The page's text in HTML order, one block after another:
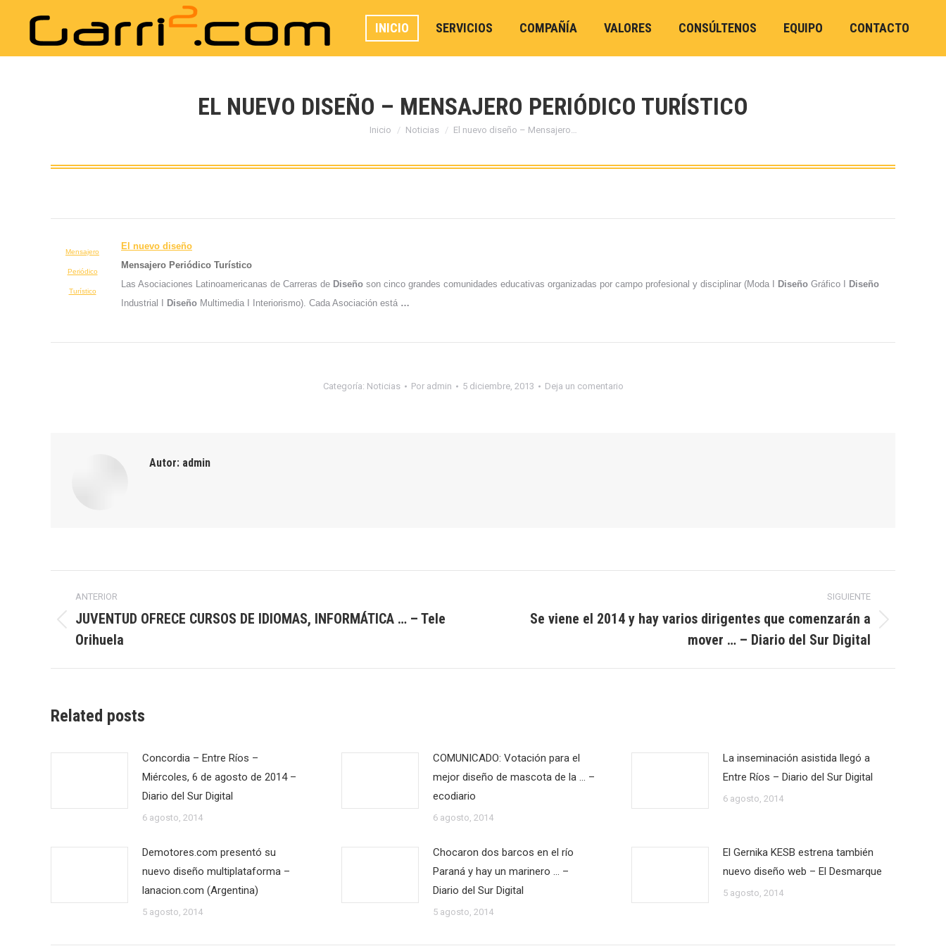
INICIO SERVICIOS COMPAÑÍA VALORES CONSÚLTENOS EQUIPO CONTACTO
EL NUEVO DISEÑO – MENSAJERO PERIÓDICO TURÍSTICO
Estás aquí:
Inicio Noticias El nuevo diseño – Mensajero…
Mensajero
Periódico
Turístico
El nuevo diseño
Mensajero Periódico Turístico
Las Asociaciones Latinoamericanas de Carreras de Diseño son cinco grandes comunidades educativas organizadas por campo profesional y disciplinar (Moda I Diseño Gráfico I
Diseño
Industrial I
Diseño Multimedia I Interiorismo). Cada Asociación está …
Categoría: Noticias Por admin 5 diciembre, 2013 Deja un comentario
Autor: admin
entre
publicaciones
ANTERIOR
Publicación
anterior:
JUVENTUD OFRECE CURSOS DE IDIOMAS, INFORMÁTICA … – Tele
Orihuela
SIGUIENTE
Publicación
Se viene el 2014 y hay varios dirigentes que comenzarán a
mover … – Diario del Sur Digital
Related posts
Concordia – Entre Ríos –
Miércoles, 6 de agosto de 2014 –
Diario del Sur Digital
6 agosto, 2014
COMUNICADO: Votación para el
mejor diseño de mascota de la … –
ecodiario
6 agosto, 2014
La inseminación asistida llegó a
Entre Ríos – Diario del Sur Digital
6 agosto, 2014
Demotores.com presentó su
nuevo diseño multiplataforma –
lanacion.com (Argentina)
5 agosto, 2014
Chocaron dos barcos en el río
Paraná y hay un marinero … –
Diario del Sur Digital
5 agosto, 2014
El Gernika KESB estrena también
nuevo diseño web – El Desmarque
5 agosto, 2014